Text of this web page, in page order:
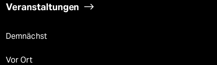
Veranstaltungen
Demnächst
Vor Ort